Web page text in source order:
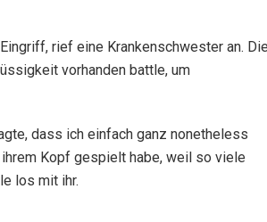
rief eine Krankenschwester an. Die
vorhanden battle, um
dass ich einfach ganz nonetheless
Kopf gespielt habe, weil so viele
los mit ihr.